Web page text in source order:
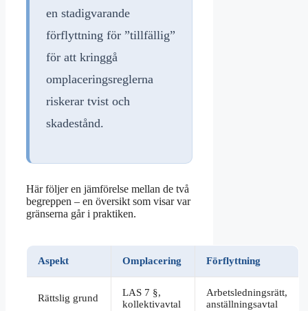
en stadigvarande
förflyttning för ”tillfällig”
för att kringgå
omplaceringsreglerna
riskerar tvist och
skadestånd.
Här följer en jämförelse mellan de två
begreppen – en översikt som visar var
gränserna går i praktiken.
Aspekt Omplacering Förflyttning
Rättslig grund
LAS 7 §,
kollektivavtal
Arbetsledningsrätt,
anställningsavtal